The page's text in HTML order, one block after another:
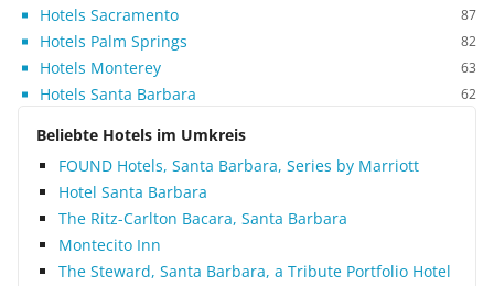
Hotels Sacramento 87
Hotels Palm Springs 82
Hotels Monterey 63
Hotels Santa Barbara 62
Beliebte Hotels im Umkreis
FOUND Hotels, Santa Barbara, Series by Marriott
Hotel Santa Barbara
The Ritz-Carlton Bacara, Santa Barbara
Montecito Inn
The Steward, Santa Barbara, a Tribute Portfolio Hotel